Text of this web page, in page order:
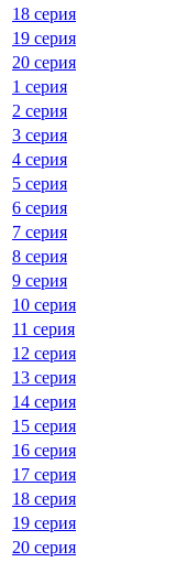
18 серия
19 серия
20 серия
1 серия
2 серия
3 серия
4 серия
5 серия
6 серия
7 серия
8 серия
9 серия
10 серия
11 серия
12 серия
13 серия
14 серия
15 серия
16 серия
17 серия
18 серия
19 серия
20 серия